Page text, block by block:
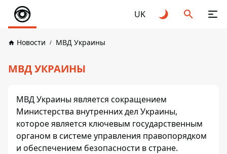
UK
Новости МВД Украины
МВД УКРАИНЫ
МВД Украины является сокращением
Министерства внутренних дел Украины,
которое является ключевым государственным
органом в системе управления правопорядком
и обеспечением безопасности в стране.